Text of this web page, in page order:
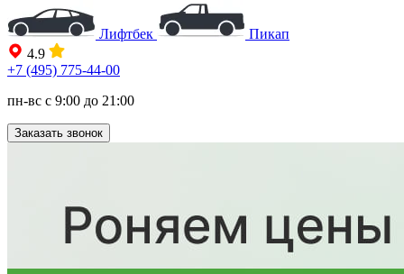
Лифтбек
Пикап
4.9
+7 (495) 775-44-00
пн-вс с 9:00 до 21:00
Заказать звонок